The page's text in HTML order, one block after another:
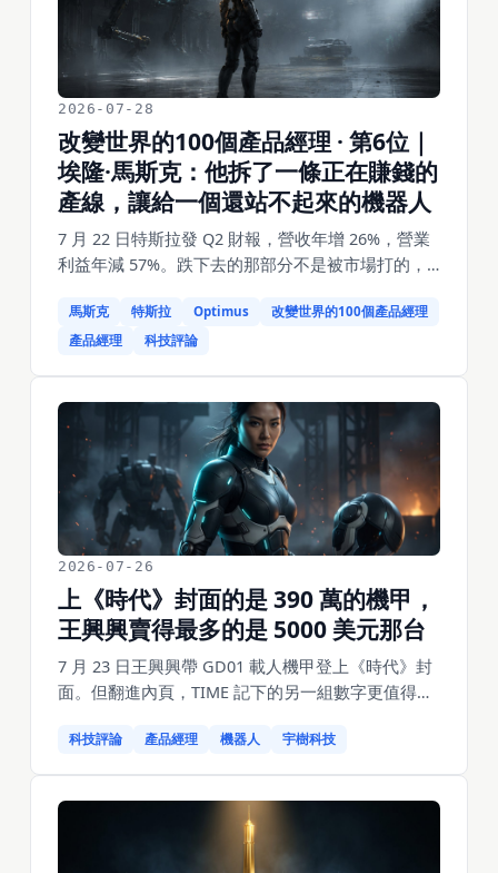
2026-07-28
改變世界的100個產品經理 · 第6位｜
埃隆·馬斯克：他拆了一條正在賺錢的
產線，讓給一個還站不起來的機器人
7 月 22 日特斯拉發 Q2 財報，營收年增 26%，營業
利益年減 57%。跌下去的那部分不是被市場打的，
Model X 的產線被拆了，讓位給 Optimus 的第一條
產線，「其他車型」產量年減 34%。同一週他在
形機器人「都是遙控和腳本」。榜單第 6 位，OVR
95，遠見 99、開創 99，洞察 88、品味 84。這篇寫
的就是那兩個扣分項——它們不是黑他，是理解他
為什麼敢拆那條產線、又為什麼在 Robotaxi 上被
Waymo 拉開的同一把鑰匙。
馬斯克 特斯拉 Optimus
改變世界的100個產品經理
產品經理
科技評論
2026-07-26
上《時代》封面的是 390 萬的機甲，
王興興賣得最多的是 5000 美元那台
7 月 23 日王興興帶 GD01 載人機甲登上《時代》封
面。但翻進內頁，TIME 記下的另一組數字更值得做
元以下，R1 賣到 5000 美元以內，而 74% 的出貨去
科技評論 產品經理 機器人 宇樹科技